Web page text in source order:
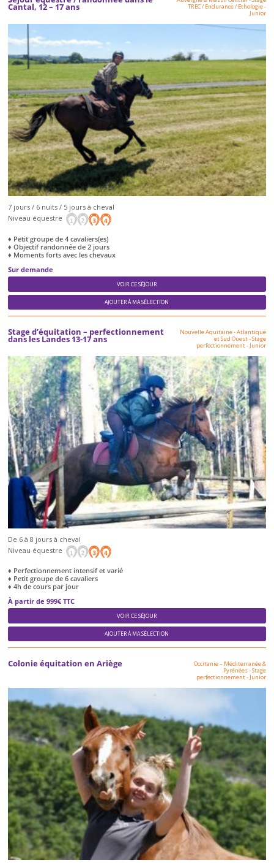
Cantal, 12 – 17 ans
TREC / Endurance / Ethologie-
Junior
7 jours / 6 nuits / 5 jours à cheval
Niveau équestre
♦ Petit groupe de 4 cavaliers(es)
♦ Objectif randonnée de 2 jours
♦ Moments forts avec les chevaux
Sur demande
VOIR CE SÉJOUR
AJOUTER À MA SÉLECTION
Stage d’équitation – perfectionnement
dans les Landes 13-17 ans
Nouvelle Aquitaine - Atlantique
et Sud Ouest-Stage
perfectionnement- Junior
De 6 à 8 jours à cheval
Niveau équestre
♦ Perfectionnement intensif et varié
♦ Petit groupe de 6 cavaliers
♦ 4h de cours par jour
À partir de 999€ TTC
VOIR CE SÉJOUR
AJOUTER À MA SÉLECTION
Colonie équitation en Ariège
Occitanie – Méditerranée &
Pyrénées-Stage
perfectionnement- Junior